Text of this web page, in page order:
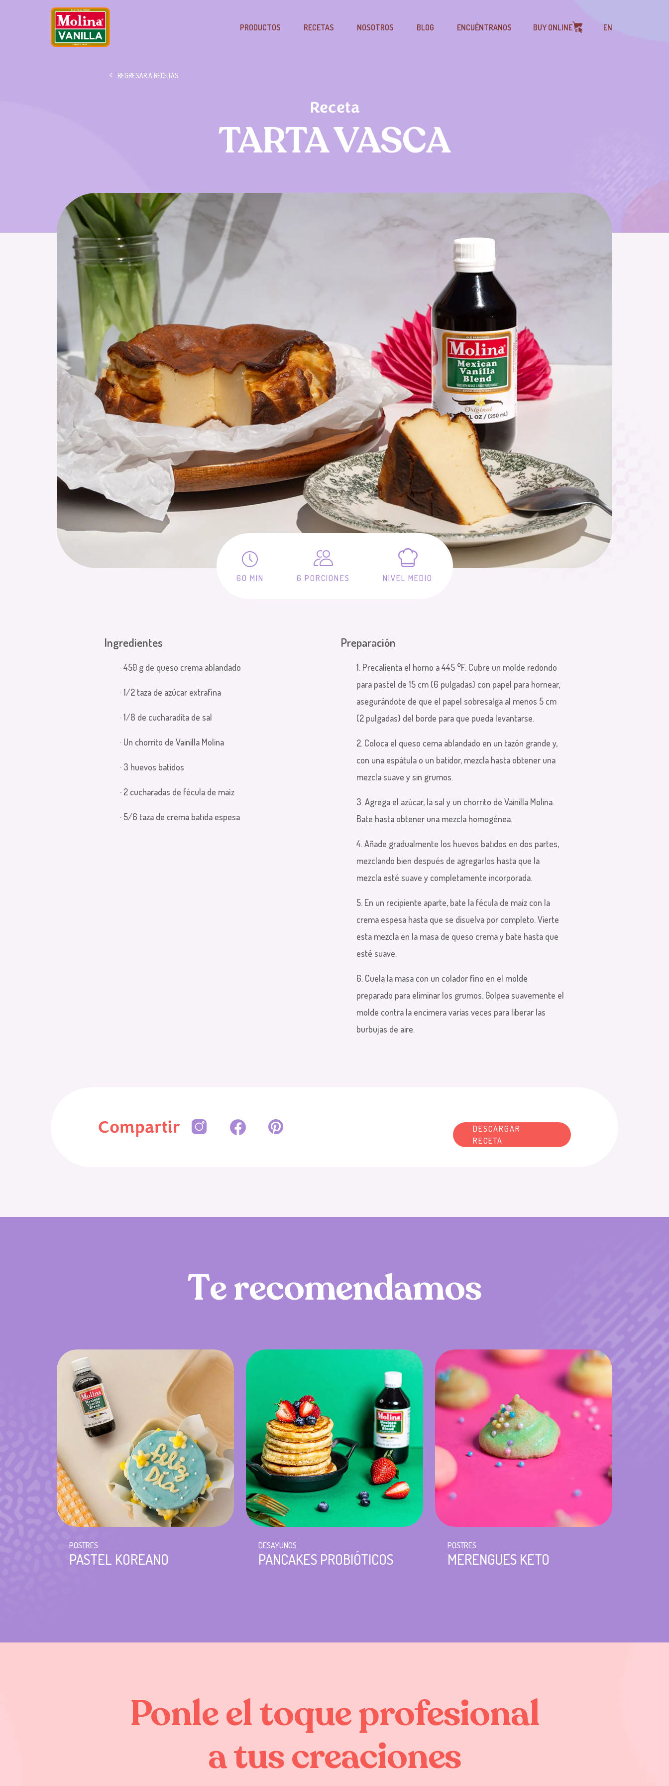
PRODUCTOS RECETAS NOSOTROS BLOG ENCUÉNTRANOS BUY ONLINE EN
REGRESAR A RECETAS
Receta
TARTA VASCA
60 MIN 6 PORCIONES NIVEL MEDIO
Ingredientes
· 450 g de queso crema ablandado
· 1/2 taza de azúcar extrafina
· 1/8 de cucharadita de sal
· Un chorrito de Vainilla Molina
· 3 huevos batidos
· 2 cucharadas de fécula de maíz
· 5/6 taza de crema batida espesa
Preparación
1. Precalienta el horno a 445 °F. Cubre un molde redondo
para pastel de 15 cm (6 pulgadas) con papel para hornear,
asegurándote de que el papel sobresalga al menos 5 cm
(2 pulgadas) del borde para que pueda levantarse.
2. Coloca el queso cema ablandado en un tazón grande y,
con una espátula o un batidor, mezcla hasta obtener una
mezcla suave y sin grumos.
3. Agrega el azúcar, la sal y un chorrito de Vainilla Molina.
Bate hasta obtener una mezcla homogénea.
4. Añade gradualmente los huevos batidos en dos partes,
mezclando bien después de agregarlos hasta que la
mezcla esté suave y completamente incorporada.
5. En un recipiente aparte, bate la fécula de maíz con la
crema espesa hasta que se disuelva por completo. Vierte
esta mezcla en la masa de queso crema y bate hasta que
esté suave.
6. Cuela la masa con un colador fino en el molde
preparado para eliminar los grumos. Golpea suavemente el
molde contra la encimera varias veces para liberar las
burbujas de aire.
Compartir
DESCARGAR
RECETA
Terecomendamos
POSTRES
PASTEL KOREANO
DESAYUNOS
PANCAKES PROBIÓTICOS
POSTRES
MERENGUES KETO
Ponleeltoqueprofesional
atuscreaciones